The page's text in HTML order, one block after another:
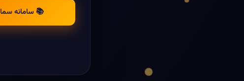
📚 سامانه سما